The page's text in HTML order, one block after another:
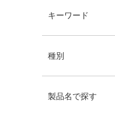
キーワード
種別
製品名で探す